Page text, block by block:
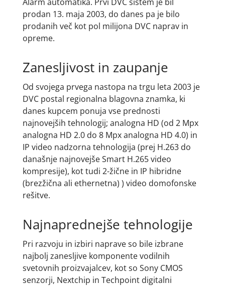
prodan 13. maja 2003, do danes pa je bilo
prodanih več kot pol milijona DVC naprav in
opreme.
Zanesljivost in zaupanje
Od svojega prvega nastopa na trgu leta 2003 je
DVC postal regionalna blagovna znamka, ki
danes kupcem ponuja vse prednosti
najnovejših tehnologij; analogna HD (od 2 Mpx
analogna HD 2.0 do 8 Mpx analogna HD 4.0) in
IP video nadzorna tehnologija (prej H.263 do
današnje najnovejše Smart H.265 video
kompresije), kot tudi 2-žične in IP hibridne
(brezžična ali ethernetna) ) video domofonske
rešitve.
Najnaprednejše tehnologije
Pri razvoju in izbiri naprave so bile izbrane
najbolj zanesljive komponente vodilnih
svetovnih proizvajalcev, kot so Sony CMOS
senzorji, Nextchip in Techpoint digitalni